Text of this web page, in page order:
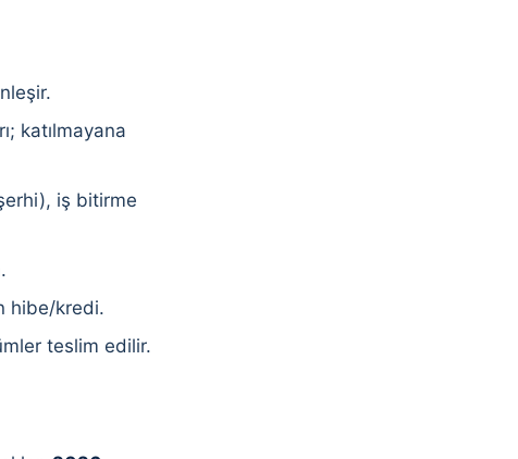
katılmayana
iş bitirme
hibe/kredi.
teslim edilir.